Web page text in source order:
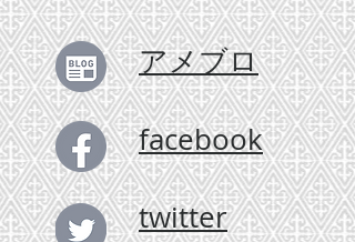
アメブロ
facebook
twitter